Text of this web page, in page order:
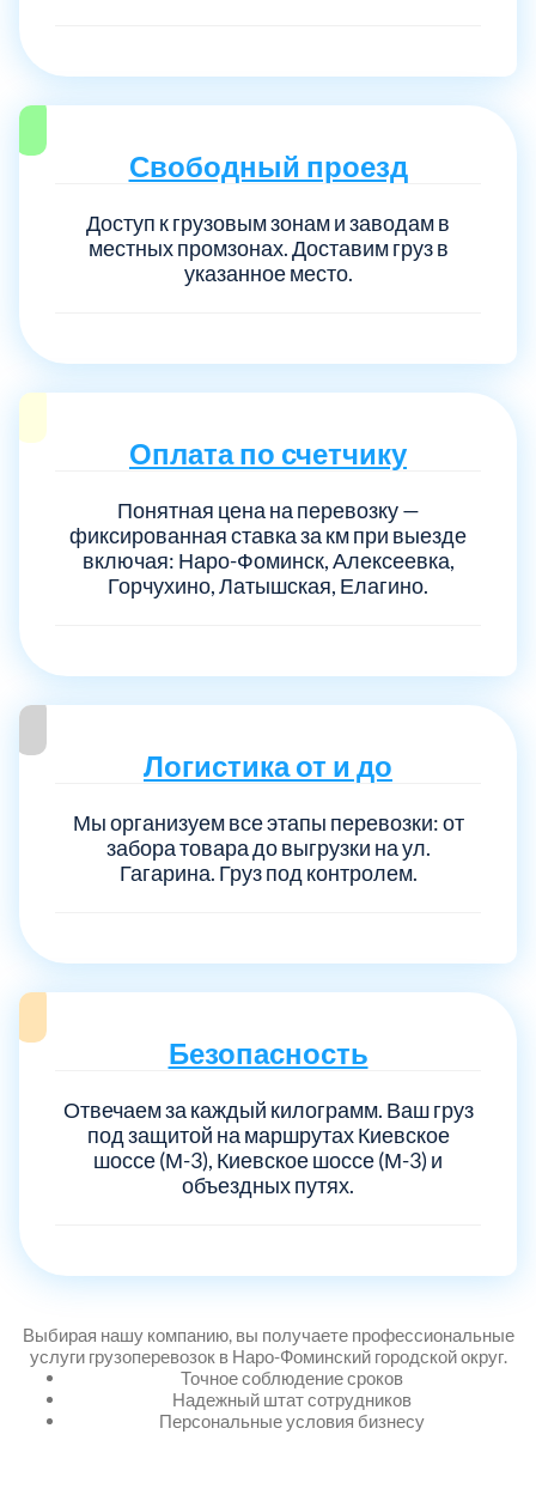
Свободный проезд
Доступ к грузовым зонам и заводам в
местных промзонах. Доставим груз в
указанное место.
Оплата по счетчику
Понятная цена на перевозку —
фиксированная ставка за км при выезде
включая: Наро-Фоминск, Алексеевка,
Горчухино, Латышская, Елагино.
Логистика от и до
Мы организуем все этапы перевозки: от
забора товара до выгрузки на ул.
Гагарина. Груз под контролем.
Безопасность
Отвечаем за каждый килограмм. Ваш груз
под защитой на маршрутах Киевское
шоссе (М-3), Киевское шоссе (М-3) и
объездных путях.
Выбирая нашу компанию, вы получаете профессиональные
услуги грузоперевозок в Наро-Фоминский городской округ.
Точное соблюдение сроков
Надежный штат сотрудников
Персональные условия бизнесу